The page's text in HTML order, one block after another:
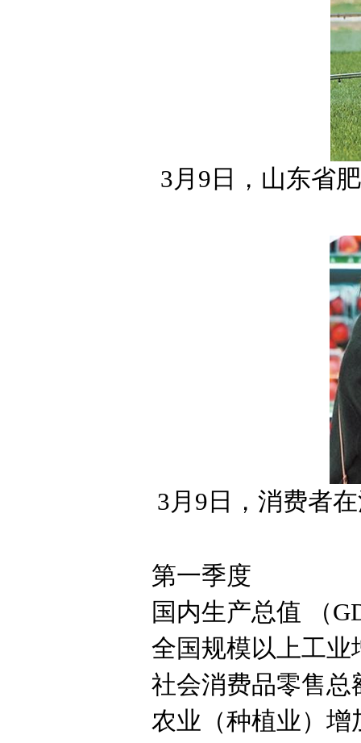
3月9日，山东省
3月9日，消费者
第一季度
国内生产总值 （
全国规模以上工业
社会消费品零售总
农业（种植业）增